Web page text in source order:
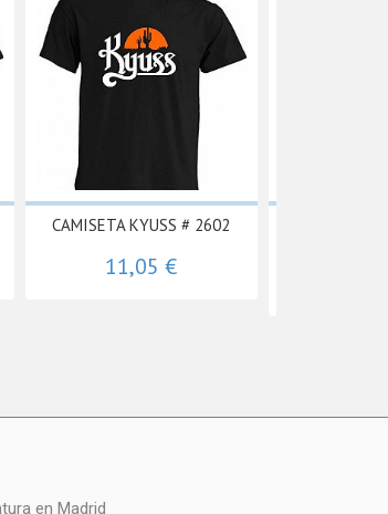
CAMISETA KYUSS # 2602
11,05 €